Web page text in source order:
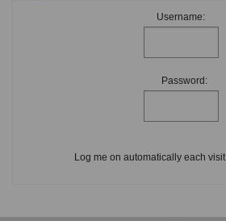
Username:
Password:
Log me on automatically each visit